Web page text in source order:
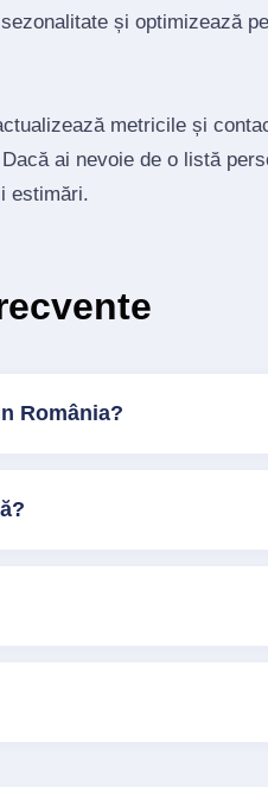
și optimizează
metricile și
ai nevoie de o listă
estimări.
România?